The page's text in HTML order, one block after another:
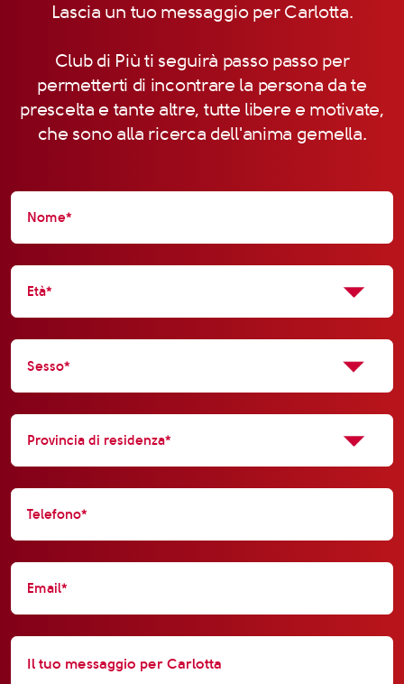
Lascia un tuo messaggio per Carlotta.
Club di Più ti seguirà passo passo per
permetterti di incontrare la persona da te
prescelta e tante altre, tutte libere e motivate,
che sono alla ricerca dell'anima gemella.